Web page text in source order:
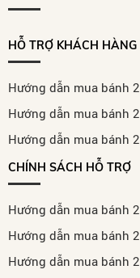
HỖ TRỢ KHÁCH HÀNG
Hướng dẫn mua bánh 2
Hướng dẫn mua bánh 2
Hướng dẫn mua bánh 2
CHÍNH SÁCH HỖ TRỢ
Hướng dẫn mua bánh 2
Hướng dẫn mua bánh 2
Hướng dẫn mua bánh 2